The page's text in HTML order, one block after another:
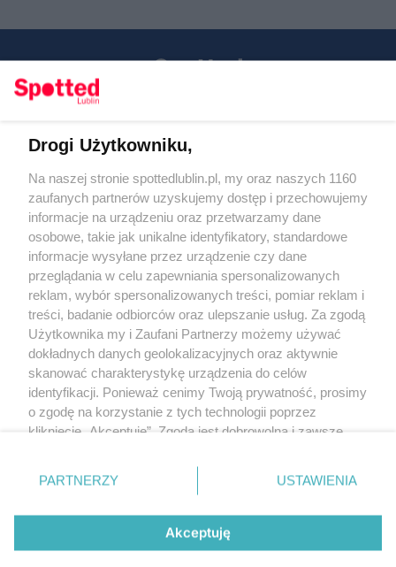
KATEGORIE
OGŁOSZENIA
WYDARZENIA
NA SKRÓTY
Regulamin
Polityka prywatności
RODO
Warunki korzystania z treści
Drogi Użytkowniku,
Na naszej stronie spottedlublin.pl, my oraz naszych 1160
zaufanych partnerów uzyskujemy dostęp i przechowujemy
informacje na urządzeniu oraz przetwarzamy dane
osobowe, takie jak unikalne identyfikatory, standardowe
informacje wysyłane przez urządzenie czy dane
przeglądania w celu zapewniania spersonalizowanych
reklam, wybór spersonalizowanych treści, pomiar reklam i
treści, badanie odbiorców oraz ulepszanie usług. Za zgodą
Użytkownika my i Zaufani Partnerzy możemy używać
dokładnych danych geolokalizacyjnych oraz aktywnie
skanować charakterystykę urządzenia do celów
identyfikacji. Ponieważ cenimy Twoją prywatność, prosimy
o zgodę na korzystanie z tych technologii poprzez
kliknięcie „Akceptuję”. Zgoda jest dobrowolna i zawsze
prywatności znajdujący się w lewym dolnym rogu strony
. Niektóre rodzaje przetwarzania danych nie wymagają
zgody użytkownika, ale masz prawo sprzeciwić się
takiemu przetwarzaniu. Preferencje będą miały
zastosowania tylko na tej witrynie.
PARTNERZY USTAWIENIA
Akceptuję